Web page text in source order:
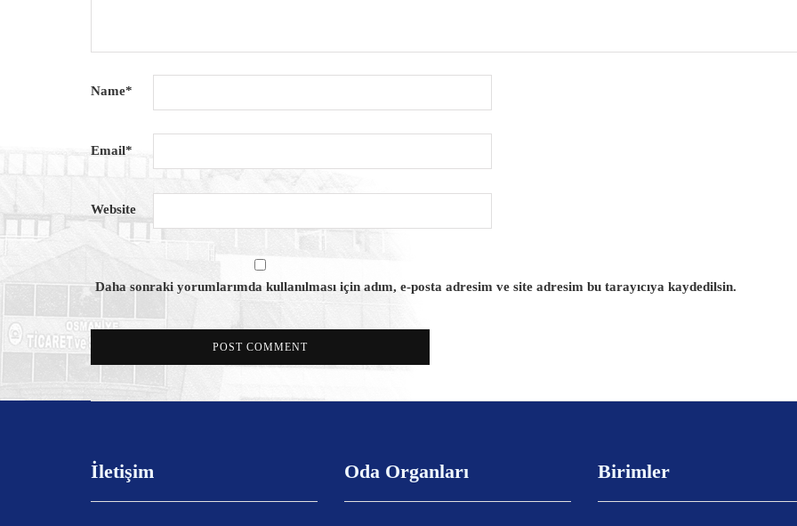
Name*
Email*
Website
Daha sonraki yorumlarımda kullanılması için adım, e-posta adresim ve site adresim bu tarayıcıya kaydedilsin.
İletişim Oda Organları Birimler